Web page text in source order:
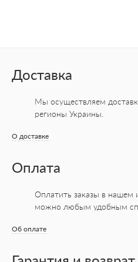
Доставка
Мы осуществляем
регионы Украины.
О доставке
Оплата
Оплатить заказы в нашем
можно любым удобным
Об оплате